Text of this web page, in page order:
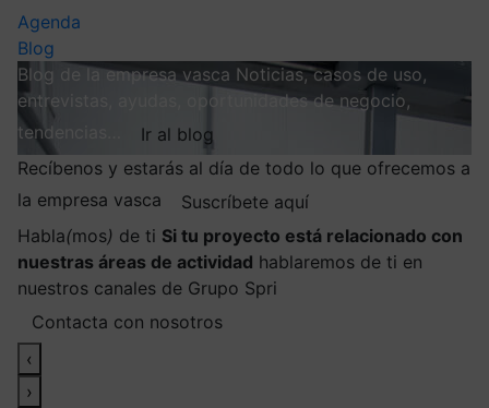
Agenda
Blog
Blog de la empresa vasca Noticias, casos de uso,
entrevistas, ayudas, oportunidades de negocio,
tendencias…
Ir al blog
Recíbenos y estarás al día de todo lo que ofrecemos a
la empresa vasca
Suscríbete aquí
Habla(mos) de ti Si tu proyecto está relacionado con
nuestras áreas de actividad hablaremos de ti en
nuestros canales de Grupo Spri
Contacta con nosotros
‹
›